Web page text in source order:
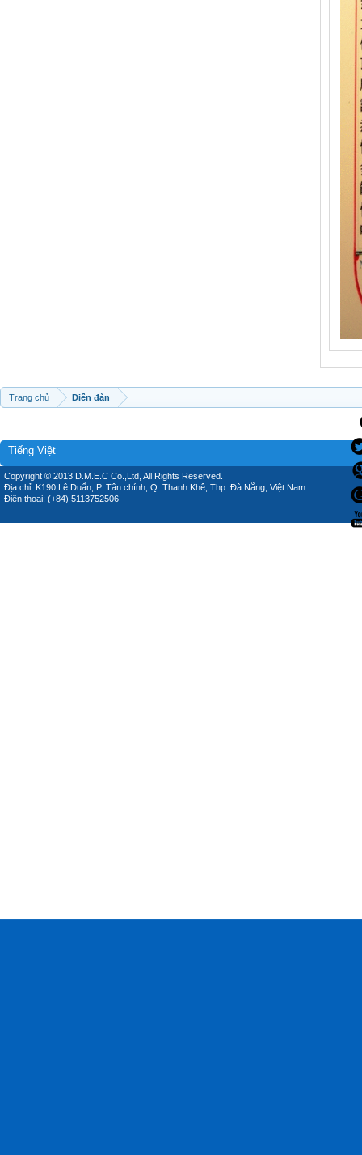
Trang chủ Diễn đàn
Tiếng Việt
Copyright © 2013 D.M.E.C Co.,Ltd, All Rights Reserved.
Địa chỉ: K190 Lê Duẩn, P. Tân chính, Q. Thanh Khê, Thp. Đà Nẵng, Việt Nam.
Điện thoại: (+84) 5113752506